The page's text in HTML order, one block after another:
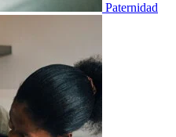
Paternidad